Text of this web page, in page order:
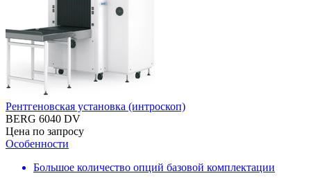
Рентгеновская установка (интроскоп)
BERG 6040 DV
Цена по запросу
Особенности
Большое количество опций базовой комплектации